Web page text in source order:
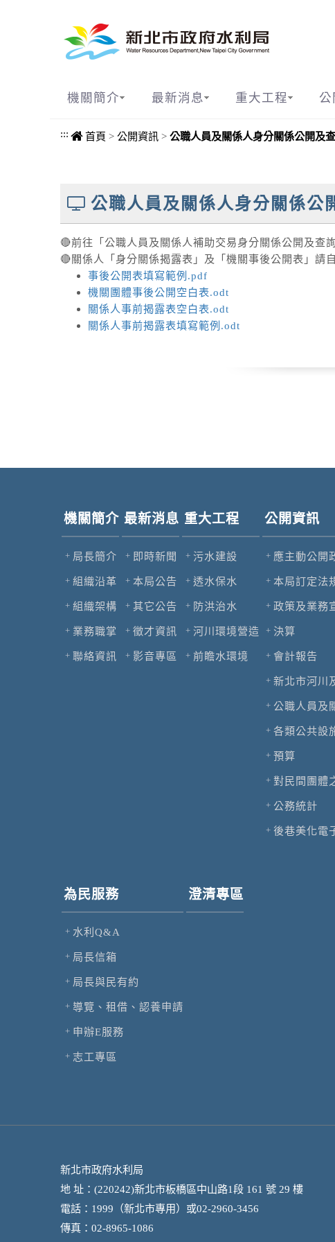
機關簡介 最新消息 重大工程
::: 首頁 > 公開資訊 > 公職人員及關係人身分關係公開及
公職人員及關係人身分關係公
🔴前往「公職人員及關係人補助交易身分關係公開及查
🔴關係人「身分關係揭露表」及「機關事後公開表」請
事後公開表填寫範例.pdf
機關團體事後公開空白表.odt
關係人事前揭露表空白表.odt
關係人事前揭露表填寫範例.odt
機關簡介
局長簡介
組織沿革
組織架構
業務職掌
聯絡資訊
最新消息
即時新聞
本局公告
其它公告
徵才資訊
影音專區
重大工程
污水建設
透水保水
防洪治水
河川環境營造
前瞻水環境
公開資訊
應主動公開
本局訂定法
政策及業務
決算
會計報告
新北市河川
公職人員及
各類公共設
預算
對民間團體
公務統計
後巷美化電
為民服務
水利Q&A
局長信箱
局長與民有約
導覽、租借、認養申請
申辦E服務
志工專區
澄清專區
新北市政府水利局
地 址：(220242)新北市板橋區中山路1段 161 號 29 樓
電話：1999（新北市專用）或02-2960-3456
傳真：02-8965-1086